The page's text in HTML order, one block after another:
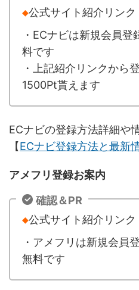
◆公式サイト紹介リンク
・ECナビは新規会員
料です
・上記紹介リンクから
1500Pt貰えます
ECナビの登録方法詳細や
【ECナビ登録方法と最新
アメフリ登録お案内
確認＆PR
◆公式サイト紹介リンク
・アメフリは新規会員
無料です